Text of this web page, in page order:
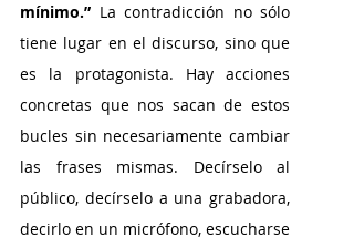
mínimo.” La contradicción no sólo
tiene lugar en el discurso, sino que
es la protagonista. Hay acciones
concretas que nos sacan de estos
bucles sin necesariamente cambiar
las frases mismas. Decírselo al
público, decírselo a una grabadora,
decirlo en un micrófono, escucharse